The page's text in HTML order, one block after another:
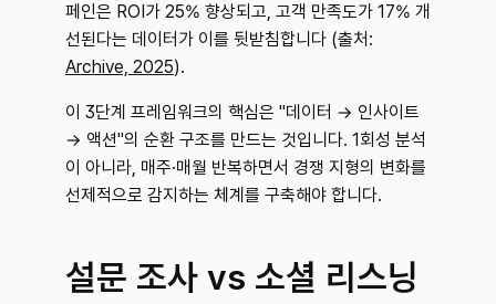
페인은 ROI가 25% 향상되고, 고객 만족도가 17% 개
Archive, 2025).
이 3단계 프레임워크의 핵심은 "데이터 → 인사이트
→ 액션"의 순환 구조를 만드는 것입니다. 1회성 분석
이 아니라, 매주·매월 반복하면서 경쟁 지형의 변화를
선제적으로 감지하는 체계를 구축해야 합니다.
설문 조사 vs 소셜 리스닝